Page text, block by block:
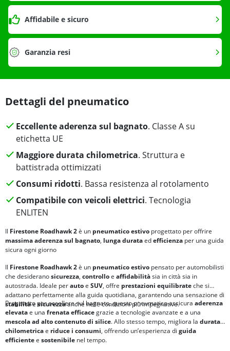
Affidabile e sicuro
Garanzia resi
Dettagli del pneumatico
Eccellente aderenza sul bagnato. Classe A su
etichetta UE
Maggiore durata chilometrica. Struttura e
battistrada ottimizzati
Consumi ridotti. Bassa resistenza al rotolamento
Compatibile con veicoli elettrici. Tecnologia
ENLITEN
Il Firestone Roadhawk 2è un pneumatico estivo progettato per offrire
massima aderenza sul bagnato, lunga durataedefficienza per una guida
sicura ogni giorno
Il Firestone Roadhawk 2è un pneumatico estivo pensato per automobilisti
che desideranosicurezza, controlloe affidabilitàsia in città sia in
autostrada. Ideale perautoe SUV, offre prestazioni equilibrateche si
adattano perfettamente alla guida quotidiana, garantendo una sensazione di
stabilitàe sicurezzaanche nelle condizioni più impegnative.
Progettato per eccellere sul bagnato, questo pneumatico assicura aderenza
elevatae una frenata efficacegrazie a tecnologie avanzate e a una
mescola ad alto contenuto di silice. Allo stesso tempo, migliora la durata
chilometricae riduce i consumi, offrendo un’esperienza di guida
efficientee sostenibile nel tempo.